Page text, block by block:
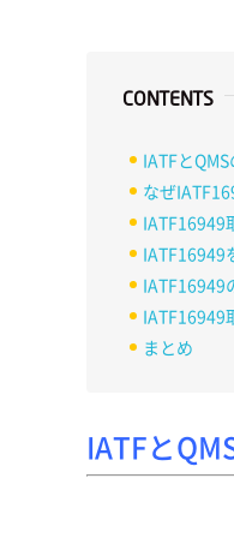
CONTENTS
IATFと
なぜ
IATF16949
IATF16949
IATF16949
IATF16949
まとめ
IATFと